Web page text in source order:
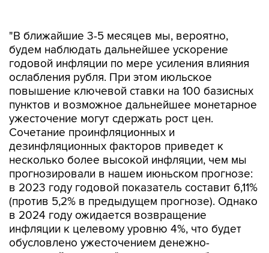
годовой инфляции по мере усиления влияния
ослабления рубля. При этом июльское
повышение ключевой ставки на 100 базисных
пунктов и возможное дальнейшее монетарное
ужесточение могут сдержать рост цен.
Сочетание проинфляционных и
дезинфляционных факторов приведет к
несколько более высокой инфляции, чем мы
прогнозировали в нашем июньском прогнозе:
в 2023 году годовой показатель составит 6,11%
(против 5,2% в предыдущем прогнозе). Однако
в 2024 году ожидается возвращение
инфляции к целевому уровню 4%, что будет
обусловлено ужесточением денежно-
кредитной политики", - говорится в обзоре
"БКС МИ".